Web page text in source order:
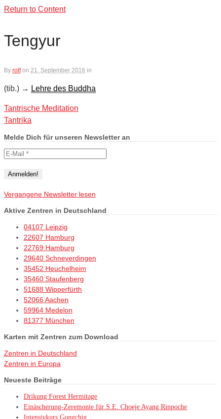
Return to Content
Tengyur
By rolf on 21. September 2016 in
(tib.) → Lehre des Buddha
Tantrische Meditation
Tantrika
Melde Dich für unseren Newsletter an
Vergangene Newsletter lesen
Aktive Zentren in Deutschland
04107 Leipzig
22607 Hamburg
22769 Hamburg
29640 Schneverdingen
35452 Heuchelheim
35460 Staufenberg
51688 Wipperfürth
52066 Aachen
59964 Medelon
81377 München
Karten mit Zentren zum Download
Zentren in Deutschland
Zentren in Europa
Neueste Beiträge
Drikung Forest Hermitage
Einäscherung-Zeremonie für S.E. Choeje Ayang Rinpoche
Intensivkurs Gongchig